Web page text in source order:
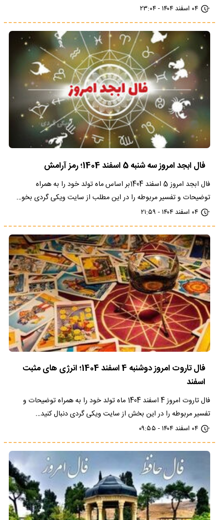
۰۴ اسفند ۱۴۰۴ - ۲۳:۰۴
فال ابجد امروز سه شنبه 5 اسفند 1404؛ رمز آرامش
فال ابجد امروز 5 اسفند 1404بر اساس ماه تولد خود را به همراه
توضیحات و تفسیر مربوطه را در این مطلب از سایت ویکی گردی بخو…
۰۴ اسفند ۱۴۰۴ - ۲۱:۵۹
فال تاروت امروز دوشنبه 4 اسفند 1404؛ انرژی های مثبت
اسفند
فال تاروت امروز 4 اسفند 1404 ماه تولد خود را به همراه توضیحات و
تفسیر مربوطه را در این بخش از سایت ویکی گردی دنبال کنید…
۰۴ اسفند ۱۴۰۴ - ۰۹:۵۵